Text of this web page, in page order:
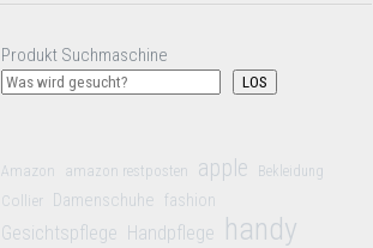
Produkt Suchmaschine
LOS
Amazon amazon restposten apple Bekleidung
Collier Damenschuhe fashion
Gesichtspflege Handpflege handy